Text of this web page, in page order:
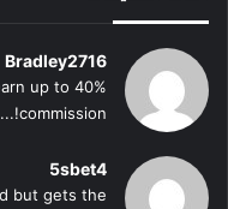
Bradley2716
up to 40%
commission!...
5sbet4
but gets the